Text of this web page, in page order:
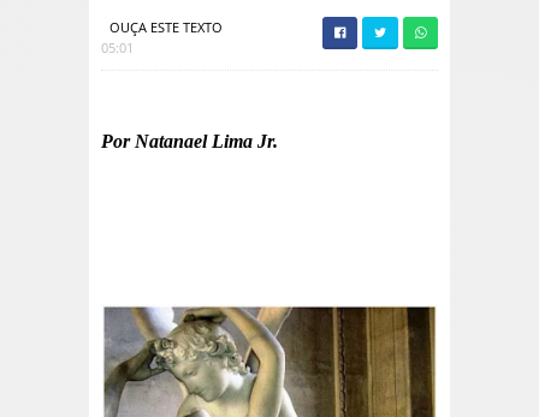
OUÇA ESTE TEXTO
05:01
Por Natanael Lima Jr.